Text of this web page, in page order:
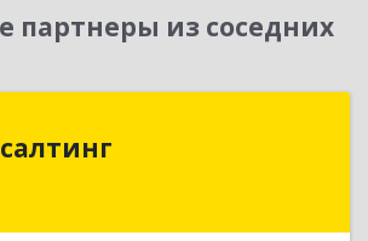
из соседних
обл, Ярославль г, Урочская